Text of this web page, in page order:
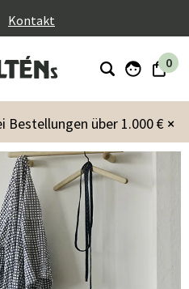
Kontakt
0
×
Bestellungen über 1.000 €
Flurmöbel